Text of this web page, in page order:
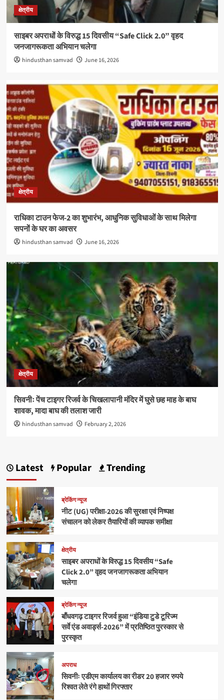
क्षेत्रीय
साइबर अपराधों के विरुद्ध 15 दिवसीय “Safe Click 2.0” वृहद
जनजागरूकता अभियान चलेगा
hindusthan samvad June 16, 2026
क्षेत्रीय
राधिका टाउन फेज-2 का शुभारंभ, आधुनिक सुविधाओं के साथ मिलेगा
सपनों के घर का अवसर
hindusthan samvad June 16, 2026
क्षेत्रीय
सिवनीः पेंच टाइगर रिजर्व के चिखलापानी मंदिर में घुसे छह माह के बाघ
शावक, मादा बाघ की तलाश जारी
hindusthan samvad February 2, 2026
Latest Popular Trending
ब्रेकिंग न्यूज
नीट (UG) परीक्षा-2026 की सुरक्षा एवं निष्पक्ष
संचालन को लेकर तैयारियों की व्यापक समीक्षा
क्षेत्रीय
साइबर अपराधों के विरुद्ध 15 दिवसीय “Safe
Click 2.0” वृहद जनजागरूकता अभियान
चलेगा
ब्रेकिंग न्यूज
बाँधवगढ़ टाइगर रिजर्व हुआ “इंडिया टुडे टूरिज्म
सर्वे एंड अवार्ड्स-2026” में प्रतिष्ठित पुरस्कार से
पुरस्कृत
अपराध
सिवनीः एडीएम कार्यालय का रीडर 20 हजार रुपये
रिश्वत लेते रंगे हाथों गिरफ्तार